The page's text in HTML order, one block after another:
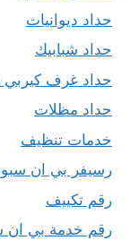
حداد ديوانيات
حداد شبابيك
حداد غرف كيربي
حداد مظلات
خدمات تنظيف
رسيفر بي ان
رقم تكييف
رقم خدمة بي ان